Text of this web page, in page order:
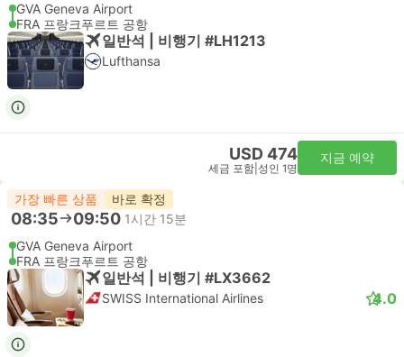
GVA Geneva Airport
FRA 프랑크푸르트 공항
일반석 | 비행기 #LH1213
Lufthansa
USD 474
세금 포함 성인 1명
지금 예약
가장 빠른 상품 바로 확정
08:35 09:50 1시간 15분
GVA Geneva Airport
FRA 프랑크푸르트 공항
일반석 | 비행기 #LX3662
SWISS International Airlines 4.0